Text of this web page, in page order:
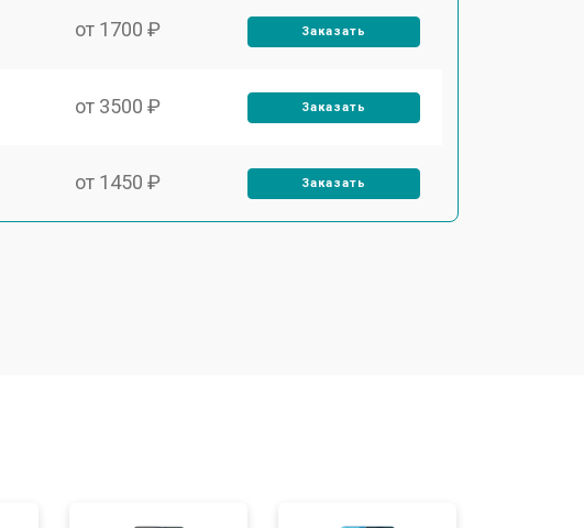
от 1700 ₽ Заказать
от 3500 ₽ Заказать
от 1450 ₽ Заказать